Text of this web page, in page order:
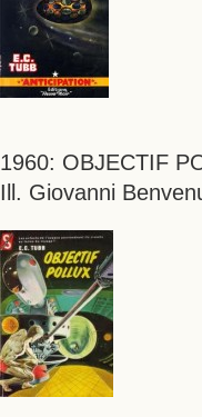
1960: OBJECTIF
Ill. Giovanni